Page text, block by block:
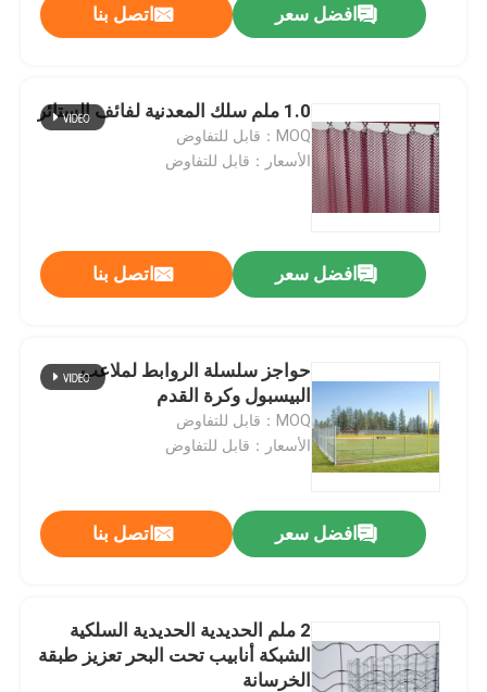
افضل سعر اتصل بنا
1.0 ملم سلك المعدنية لفائف الستائر
MOQ：قابل للتفاوض
الأسعار：قابل للتفاوض
افضل سعر اتصل بنا
حواجز سلسلة الروابط لملاعب
البيسبول وكرة القدم
MOQ：قابل للتفاوض
الأسعار：قابل للتفاوض
افضل سعر اتصل بنا
2 ملم الحديدية الحديدية السلكية
الشبكة أنابيب تحت البحر تعزيز طبقة
الخرسانة